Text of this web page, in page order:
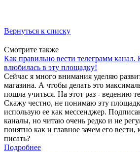
Вернуться к списку
Смотрите также
Как правильно вести телеграмм канал.
влюбилась в эту площадку!
Сейчас я много внимания уделяю
магазина. А чтобы делать это
пошла учиться. На этот раз - ведению
Скажу честно, не понимаю эту
использую ее как мессенджер.
каналы, но читаю очень редко и не
понятно как и главное зачем его вести,
писать?
Подробнее